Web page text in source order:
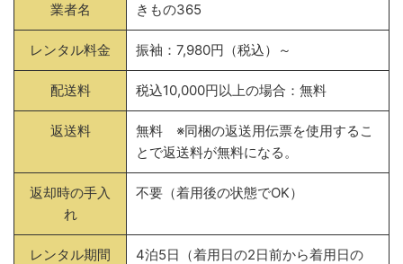
業者名 きもの365
レンタル料金 振袖：7,980円（税込）～
配送料 税込10,000円以上の場合：無料
返送料
無料 ※同梱の返送用伝票を使用するこ
とで返送料が無料になる。
返却時の手入
れ
不要（着用後の状態でOK）
レンタル期間
4泊5日（着用日の2日前から着用日の